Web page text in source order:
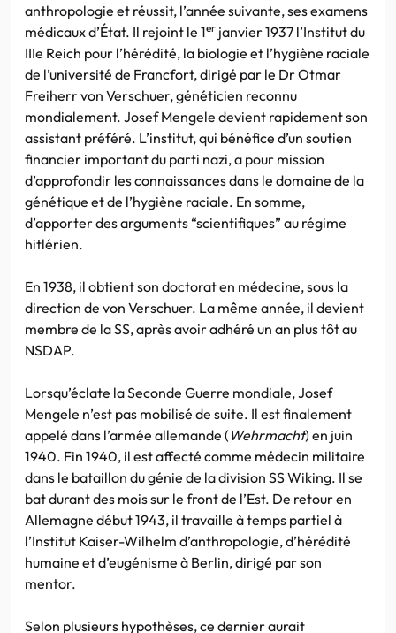
anthropologie et réussit, l’année suivante, ses examens
médicaux d’État. Il rejoint le 1er janvier 1937 l’Institut du
IIIe Reich pour l’hérédité, la biologie et l’hygiène raciale
de l’université de Francfort, dirigé par le Dr Otmar
Freiherr von Verschuer, généticien reconnu
mondialement. Josef Mengele devient rapidement son
assistant préféré. L’institut, qui bénéfice d’un soutien
financier important du parti nazi, a pour mission
d’approfondir les connaissances dans le domaine de la
génétique et de l’hygiène raciale. En somme,
d’apporter des arguments “scientifiques” au régime
hitlérien.
En 1938, il obtient son doctorat en médecine, sous la
direction de von Verschuer. La même année, il devient
membre de la SS, après avoir adhéré un an plus tôt au
NSDAP.
Lorsqu’éclate la Seconde Guerre mondiale, Josef
Mengele n’est pas mobilisé de suite. Il est finalement
appelé dans l’armée allemande ( Wehrmacht) en juin
1940. Fin 1940, il est affecté comme médecin militaire
dans le bataillon du génie de la division SS Wiking. Il se
bat durant des mois sur le front de l’Est. De retour en
Allemagne début 1943, il travaille à temps partiel à
l’Institut Kaiser-Wilhelm d’anthropologie, d’hérédité
humaine et d’eugénisme à Berlin, dirigé par son
mentor.
Selon plusieurs hypothèses, ce dernier aurait